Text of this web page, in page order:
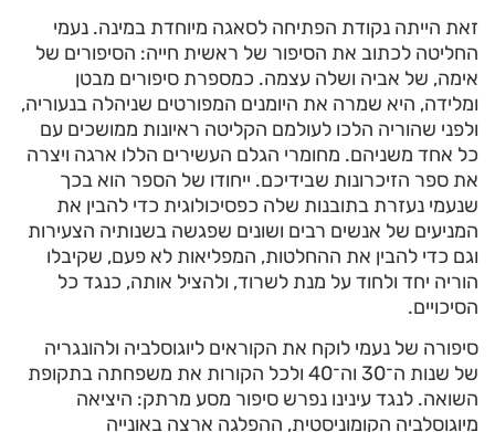
זאת הייתה נקודת הפתיחה לסאגה מיוחדת במינה. נעמי
החליטה לכתוב את הסיפור של ראשית חייה: הסיפורים של
אימה, של אביה ושלה עצמה. כמספרת סיפורים מבטן
ומלידה, היא שמרה את היומנים המפורטים שניהלה בנעוריה,
ולפני שהוריה הלכו לעולמם הקליטה ראיונות ממושכים עם
כל אחד משניהם. מחומרי הגלם העשירים הללו ארגה ויצרה
את ספר הזיכרונות שבידיכם. ייחודו של הספר הוא בכך
שנעמי נעזרת בתובנות שלה כפסיכולוגית כדי להבין את
המניעים של אנשים רבים ושונים שפגשה בשנותיה הצעירות
וגם כדי להבין את ההחלטות, המפליאות לא פעם, שקיבלו
הוריה יחד ולחוד על מנת לשרוד, ולהציל אותה, כנגד כל
הסיכויים.
סיפורה של נעמי לוקח את הקוראים ליוגוסלביה ולהונגריה
של שנות ה־30 וה־40 ולכל הקורות את משפחתה בתקופת
השואה. לנגד עינינו נפרש סיפור מסע מרתק: היציאה
מיוגוסלביה הקומוניסטית, ההפלגה ארצה באונייה